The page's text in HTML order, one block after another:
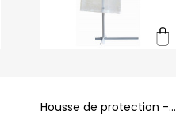
Housse de protection -...